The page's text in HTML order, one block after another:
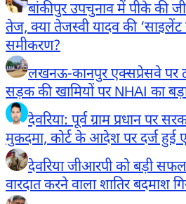
बांकीपुर उपचुनाव में पीके की
तेज, क्या तेजस्वी यादव की ‘साइलेंट
समीकरण?
लखनऊ-कानपुर एक्सप्रेसवे पर
सड़क की खामियों पर NHAI का
देवरिया: पूर्व ग्राम प्रधान पर
मुकदमा, कोर्ट के आदेश पर दर्ज
देवरिया जीआरपी को बड़ी
वारदात करने वाला शातिर बदमाश